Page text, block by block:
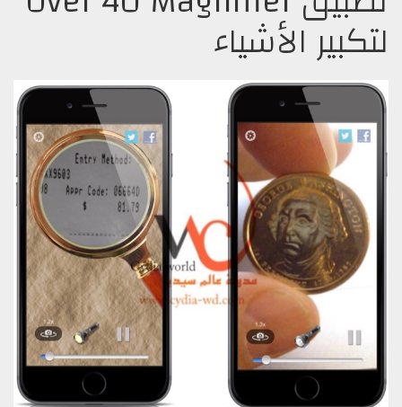
لتكبير الأشياء